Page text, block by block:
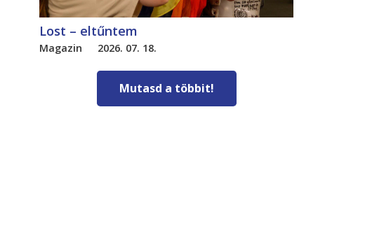
Lost – eltűntem
Magazin 2026. 07. 18.
Mutasd a többit!